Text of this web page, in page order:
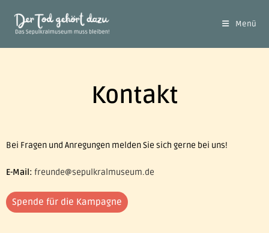
Menü
Kontakt
Bei Fragen und Anregungen melden Sie sich gerne bei uns!
E-Mail: freunde@sepulkralmuseum.de
Spende für die Kampagne